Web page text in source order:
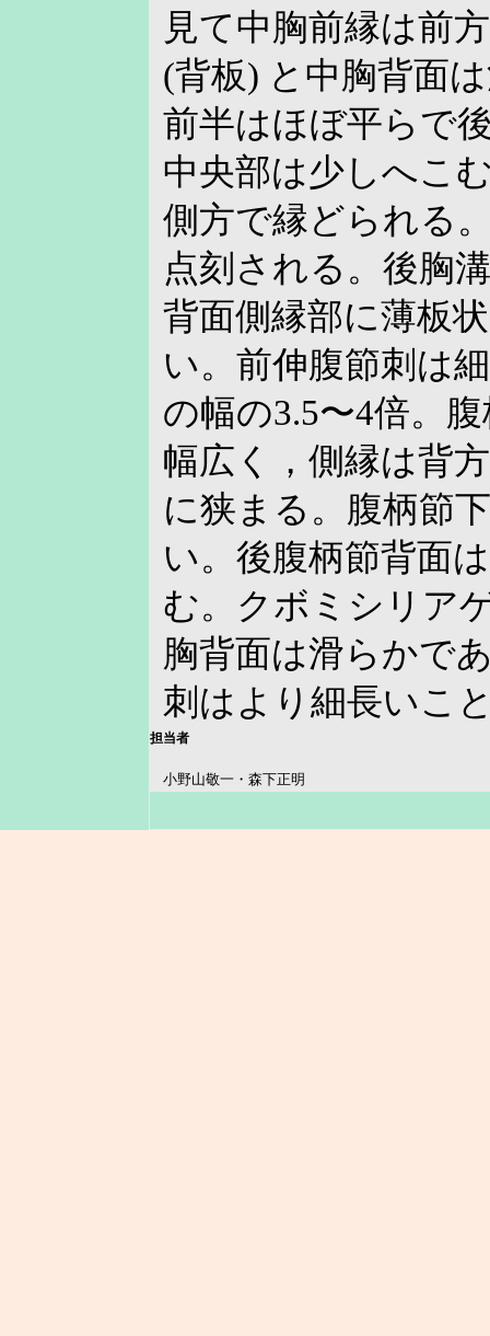
見て中胸前縁は前
(背板) と中胸背面
前半はほぼ平らで
中央部は少しへこ
側方で縁どられる
点刻される。後胸
背面側縁部に薄板
い。前伸腹節刺は
の幅の3.5〜4倍。
幅広く，側縁は背
に狭まる。腹柄節
い。後腹柄節背面
む。クボミシリア
胸背面は滑らかで
刺はより細長いこ
担当者
小野山敬一・森下正明